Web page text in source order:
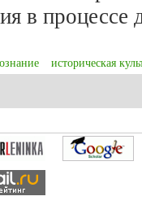
в
историческая